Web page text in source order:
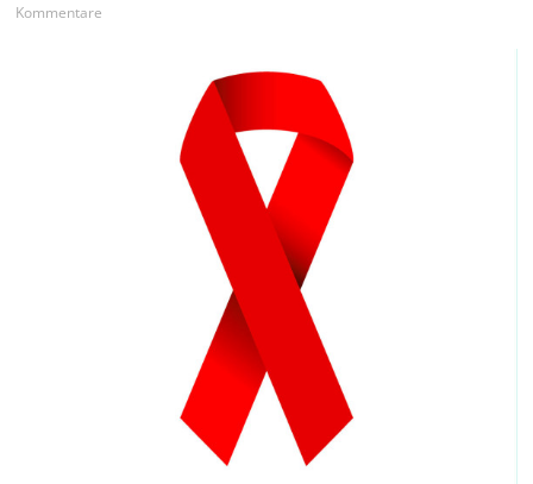
Kommentare